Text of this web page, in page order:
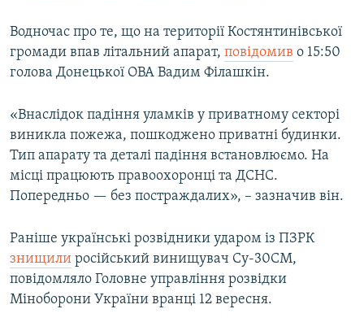
Водночас про те, що на території Костянтинівської
громади впав літальний апарат, повідомив о 15:50
голова Донецької ОВА Вадим Філашкін.
«Внаслідок падіння уламків у приватному секторі
виникла пожежа, пошкоджено приватні будинки.
Тип апарату та деталі падіння встановлюємо. На
місці працюють правоохоронці та ДСНС.
Попередньо — без постраждалих», – зазначив він.
Раніше українські розвідники ударом із ПЗРК
знищили російський винищувач Су-30СМ,
повідомляло Головне управління розвідки
Міноборони України вранці 12 вересня.